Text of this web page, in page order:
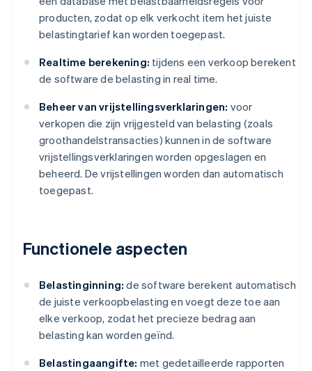
producten, zodat op elk verkocht item het juiste
belastingtarief kan worden toegepast.
Realtime berekening: tijdens een verkoop berekent
de software de belasting in real time.
Beheer van vrijstellingsverklaringen: voor
verkopen die zijn vrijgesteld van belasting (zoals
groothandelstransacties) kunnen in de software
vrijstellingsverklaringen worden opgeslagen en
beheerd. De vrijstellingen worden dan automatisch
toegepast.
Functionele aspecten
Belastinginning: de software berekent automatisch
de juiste verkoopbelasting en voegt deze toe aan
elke verkoop, zodat het precieze bedrag aan
belasting kan worden geïnd.
Belastingaangifte: met gedetailleerde rapporten